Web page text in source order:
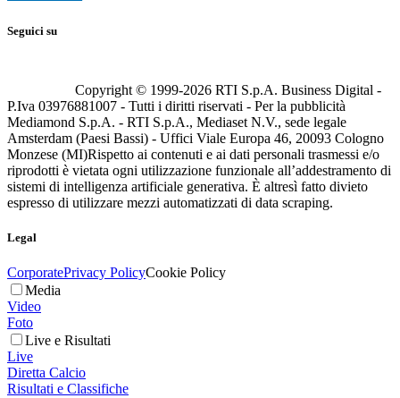
Seguici su
Copyright © 1999-2026 RTI S.p.A. Business Digital -
P.Iva 03976881007 - Tutti i diritti riservati - Per la pubblicità
Mediamond S.p.A. - RTI S.p.A., Mediaset N.V., sede legale
Amsterdam (Paesi Bassi) - Uffici Viale Europa 46, 20093 Cologno
Monzese (MI)Rispetto ai contenuti e ai dati personali trasmessi e/o
riprodotti è vietata ogni utilizzazione funzionale all’addestramento di
sistemi di intelligenza artificiale generativa. È altresì fatto divieto
espresso di utilizzare mezzi automatizzati di data scraping.
Legal
CorporatePrivacy PolicyCookie Policy
Media
Video
Foto
Live e Risultati
Live
Diretta Calcio
Risultati e Classifiche